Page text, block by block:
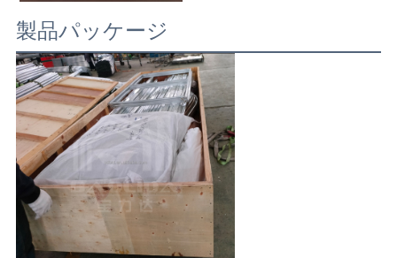
製品パッケージ